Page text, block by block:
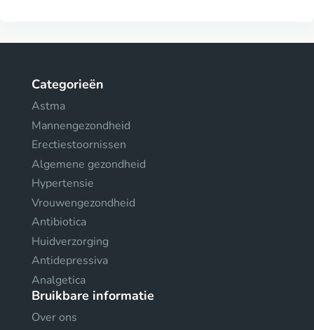
Categorieën
Astma
Mannengezondheid
Erectiestoornissen
Algemene gezondheid
Hypertensie
Vrouwengezondheid
Antibiotica
Huidverzorging
Antidepressiva
Analgetica
Bruikbare informatie
Over ons